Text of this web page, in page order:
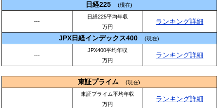
日経225 (現在)
---
日経225平均年収
万円
ランキング詳細
JPX日経インデックス400 (現在)
---
JPX400平均年収
万円
ランキング詳細
東証プライム (現在)
---
東証プライム平均年収
万円
ランキング詳細